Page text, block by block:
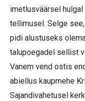
imetlusväärsel
tellimusel. Selge
pidi alustuseks
talupoegadel sellist
Vanem vend ostis
abiellus kaupmehe
Sajandivahetusel